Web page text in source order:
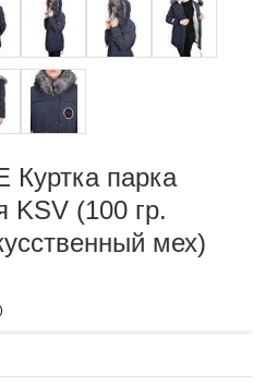
Куртка парка
KSV (100 гр.
мех)